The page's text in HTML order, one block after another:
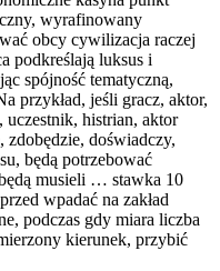
wyrafinowany
obcy cywilizacja raczej
podkreślają luksus i
spójność tematyczną,
przykład, jeśli gracz, aktor,
histrian, aktor
zdobędzie, doświadczy,
będą potrzebować
musieli … stawka 10
wpadać na zakład
podczas gdy miara liczba
kierunek, przybić